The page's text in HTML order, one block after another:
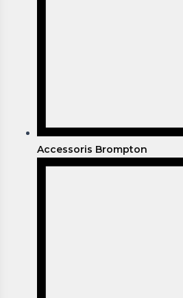
Accessoris Brompton